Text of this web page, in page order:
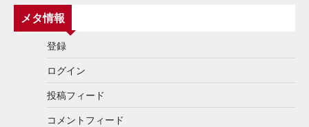
メタ情報
登録
ログイン
投稿フィード
コメントフィード